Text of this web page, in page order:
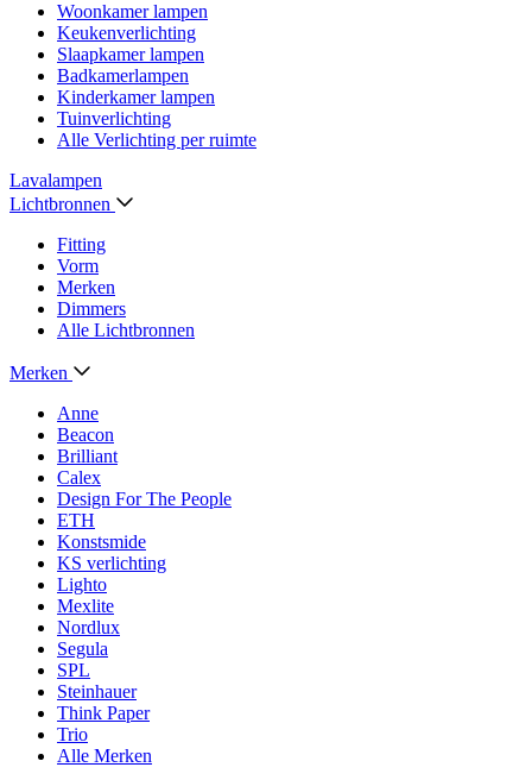
Woonkamer lampen
Keukenverlichting
Slaapkamer lampen
Badkamerlampen
Kinderkamer lampen
Tuinverlichting
Alle Verlichting per ruimte
Lavalampen
Lichtbronnen
Fitting
Vorm
Merken
Dimmers
Alle Lichtbronnen
Merken
Anne
Beacon
Brilliant
Calex
Design For The People
ETH
Konstsmide
KS verlichting
Lighto
Mexlite
Nordlux
Segula
SPL
Steinhauer
Think Paper
Trio
Alle Merken